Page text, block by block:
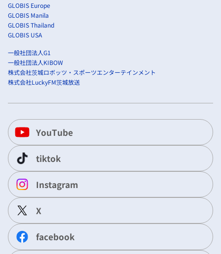
GLOBIS Europe
GLOBIS Manila
GLOBIS Thailand
GLOBIS USA
一般社団法人G1
一般社団法人KIBOW
株式会社茨城ロボッツ・スポーツエンターテインメント
株式会社LuckyFM茨城放送
YouTube
tiktok
Instagram
X
facebook